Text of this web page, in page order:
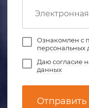
Ознакомлен с
персональных
Даюсогласие
данных
Отправить